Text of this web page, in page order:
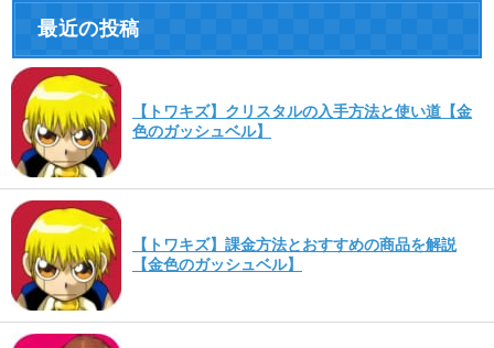
最近の投稿
【トワキズ】クリスタルの入手方法と使い道【金
色のガッシュベル】
【トワキズ】課金方法とおすすめの商品を解説
【金色のガッシュベル】